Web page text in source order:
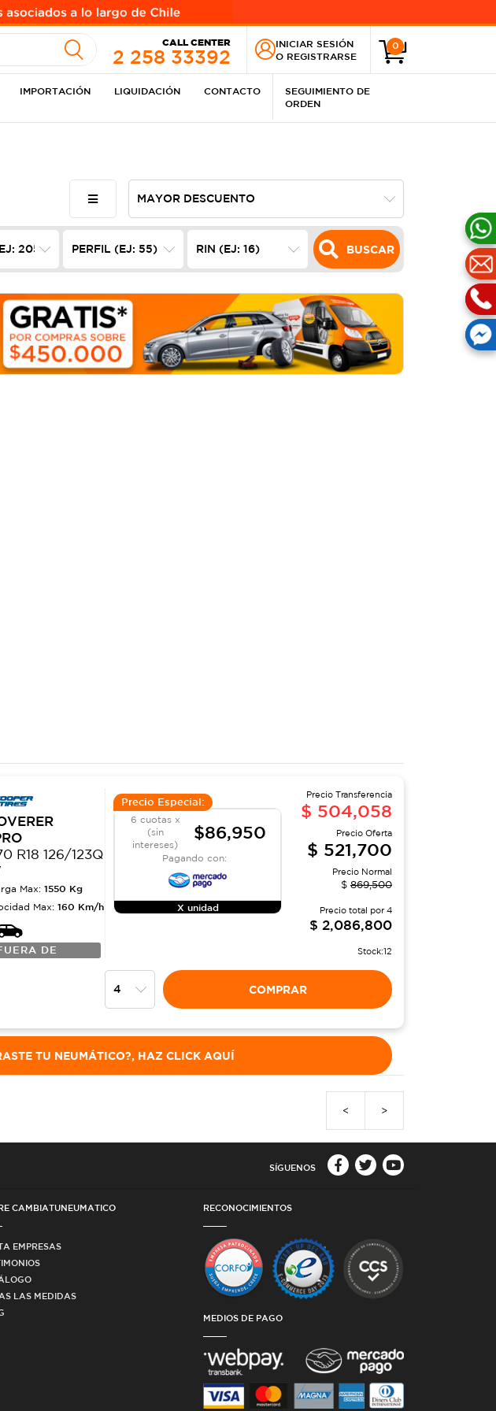
CALL CENTER
2 258 33392
INICIAR SESIÓN
O REGISTRARSE
0
IMPORTACIÓN LIQUIDACIÓN CONTACTO
SEGUIMIENTO DE
ORDEN
BUSCAR
R18 126/123Q
Max: 1550 Kg
Max: 160 Km/h
DE
Precio Especial:
6 cuotas x
(sin
intereses)
$86,950
Pagando con:
X unidad
Precio Transferencia
$ 504,058
Precio Oferta
$ 521,700
Precio Normal
$ 869,500
Precio total por4
$ 2,086,800
Stock:12
COMPRAR
TU NEUMÁTICO?, HAZ CLICK AQUÍ
< >
SÍGUENOS
CAMBIATUNEUMATICO
EMPRESAS
LAS MEDIDAS
RECONOCIMIENTOS
MEDIOS DE PAGO